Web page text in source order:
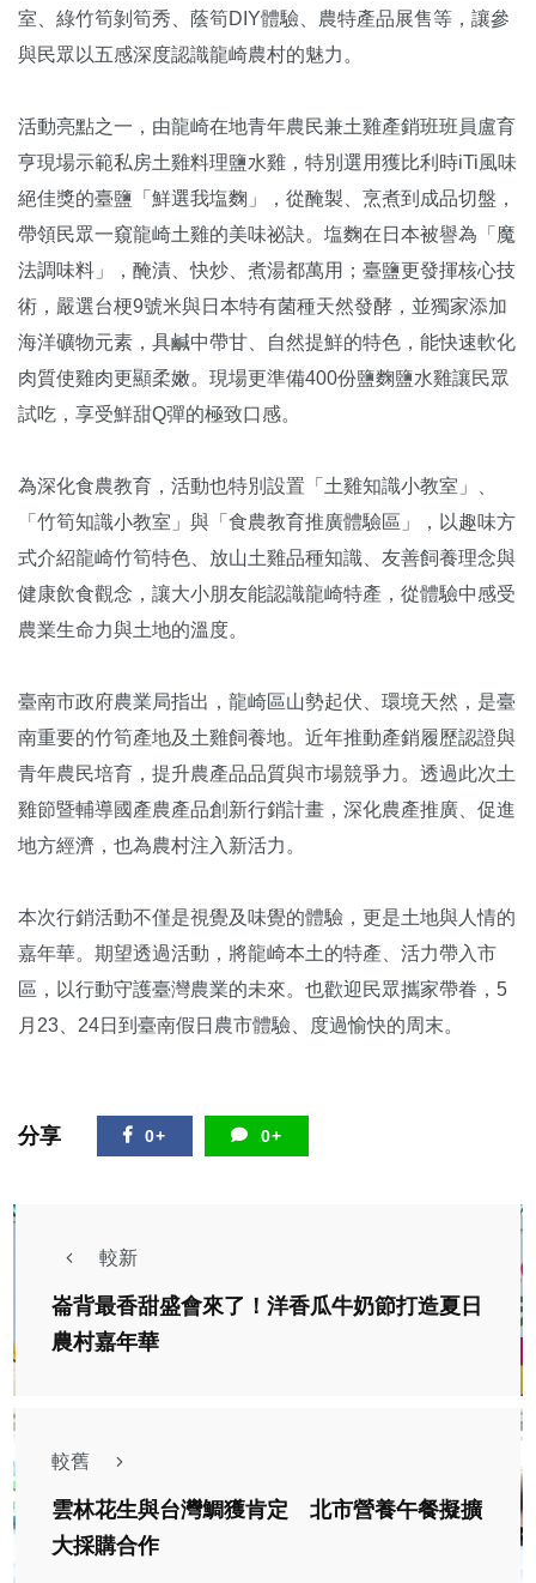
室、綠竹筍剝筍秀、蔭筍DIY體驗、農特產品展售等，讓參
與民眾以五感深度認識龍崎農村的魅力。
活動亮點之一，由龍崎在地青年農民兼土雞產銷班班員盧育
亨現場示範私房土雞料理鹽水雞，特別選用獲比利時iTi風味
絕佳獎的臺鹽「鮮選我塩麴」，從醃製、烹煮到成品切盤，
帶領民眾一窺龍崎土雞的美味祕訣。塩麴在日本被譽為「魔
法調味料」，醃漬、快炒、煮湯都萬用；臺鹽更發揮核心技
術，嚴選台梗9號米與日本特有菌種天然發酵，並獨家添加
海洋礦物元素，具鹹中帶甘、自然提鮮的特色，能快速軟化
肉質使雞肉更顯柔嫩。現場更準備400份鹽麴鹽水雞讓民眾
試吃，享受鮮甜Q彈的極致口感。
為深化食農教育，活動也特別設置「土雞知識小教室」、
「竹筍知識小教室」與「食農教育推廣體驗區」，以趣味方
式介紹龍崎竹筍特色、放山土雞品種知識、友善飼養理念與
健康飲食觀念，讓大小朋友能認識龍崎特產，從體驗中感受
農業生命力與土地的溫度。
臺南市政府農業局指出，龍崎區山勢起伏、環境天然，是臺
南重要的竹筍產地及土雞飼養地。近年推動產銷履歷認證與
青年農民培育，提升農產品品質與市場競爭力。透過此次土
雞節暨輔導國產農產品創新行銷計畫，深化農產推廣、促進
地方經濟，也為農村注入新活力。
本次行銷活動不僅是視覺及味覺的體驗，更是土地與人情的
嘉年華。期望透過活動，將龍崎本土的特產、活力帶入市
區，以行動守護臺灣農業的未來。也歡迎民眾攜家帶眷，5
月23、24日到臺南假日農市體驗、度過愉快的周末。
分享 0+ 0+
較新
崙背最香甜盛會來了！洋香瓜牛奶節打造夏日
農村嘉年華
較舊
雲林花生與台灣鯛獲肯定 北市營養午餐擬擴
大採購合作